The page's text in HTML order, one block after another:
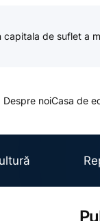
de suflet a
Despre noiCasa de